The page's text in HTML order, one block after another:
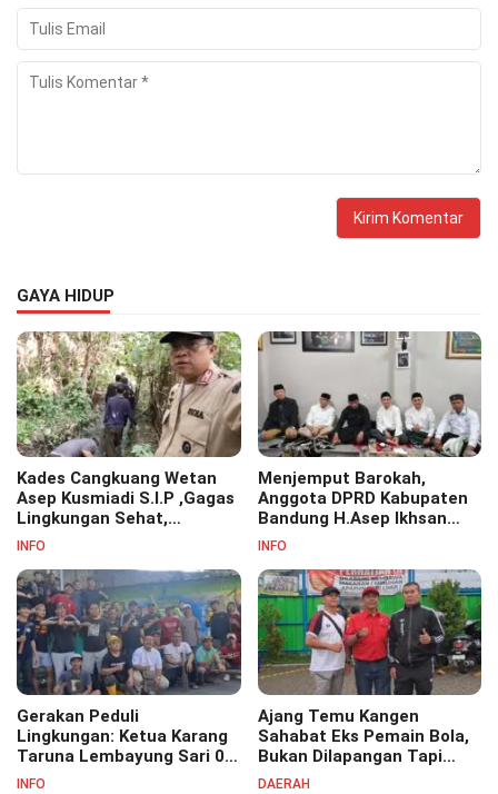
GAYA HIDUP
Kades Cangkuang Wetan
Asep Kusmiadi S.I.P ,Gagas
Lingkungan Sehat,
Bersihkan Saluran Air di RW
INFO
Menjemput Barokah,
Anggota DPRD Kabupaten
Bandung H.Asep Ikhsan
S.Pd.M.M Hadiri Haul Akbar
Pesantren Cipasung.
INFO
Gerakan Peduli
Lingkungan: Ketua Karang
Taruna Lembayung Sari 09
Irvan Permana Ajak
INFO
Ajang Temu Kangen
Sahabat Eks Pemain Bola,
Bukan Dilapangan Tapi
Ditongkrongan
DAERAH